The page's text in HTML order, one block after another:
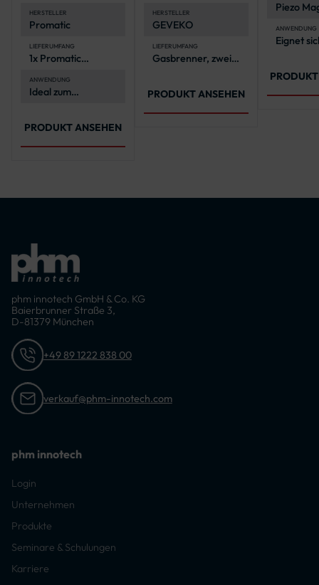
HERSTELLER
Promatic
LIEFERUMFANG
1x Promatic
Selbstzündung
ANWENDUNG
Ideal zum
Thermoplastik
PRODUKT ANSEHEN
HERSTELLER
GEVEKO
LIEFERUMFANG
Gasbrenner, zwei
Schlauch,
Anschluss,
PRODUKT ANSEHEN
Piezo
ANWENDUNG
Eignet
phm innotech GmbH & Co. KG
Baierbrunner Straße 3,
D-81379 München
+49 89 1222 838 00
verkauf@phm-innotech.com
phm innotech
Login
Unternehmen
Produkte
Seminare & Schulungen
Karriere